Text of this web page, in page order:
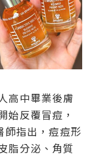
高中畢業後膚
始反覆冒痘，
指出，痘痘形
脂分泌、角質